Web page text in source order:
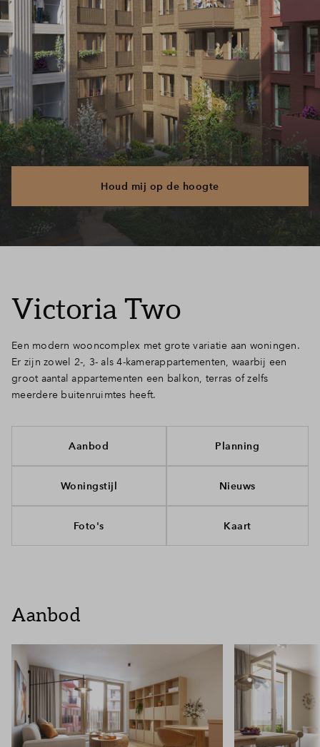
Inloggen
Houd mij op de hoogte
Victoria Two
Een modern wooncomplex met grote variatie aan woningen.
Er zijn zowel 2-, 3- als 4-kamerappartementen, waarbij een
groot aantal appartementen een balkon, terras of zelfs
meerdere buitenruimtes heeft.
Aanbod
Woningstijl
Foto's
Planning
Nieuws
Kaart
Aanbod